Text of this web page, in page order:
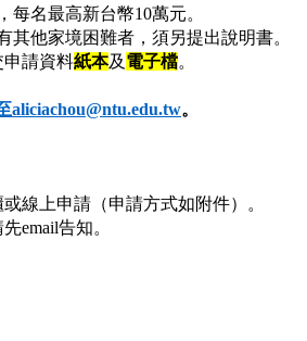
名最高新台幣10萬元。
他家境困難者，須另提出說明書。
申請資料紙本及 電子檔。
aliciachou@ntu.edu.tw。
或線上申請（申請方式如附件）。
email告知。